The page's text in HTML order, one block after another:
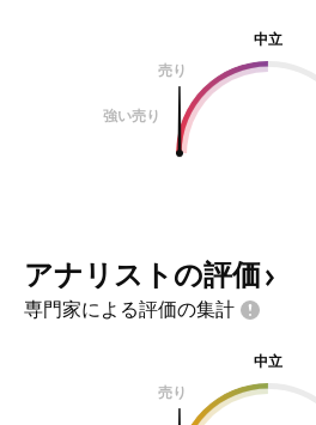
中立
売り
強い売り
アナリストの評価
専門家による評価の集計
中立
売り